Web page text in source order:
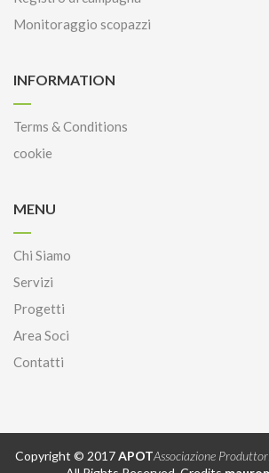
Monitoraggio scopazzi
INFORMATION
Terms & Conditions
cookie
MENU
Chi Siamo
Servizi
Progetti
Area Soci
Contatti
Copyright © 2017APOTAssociazione